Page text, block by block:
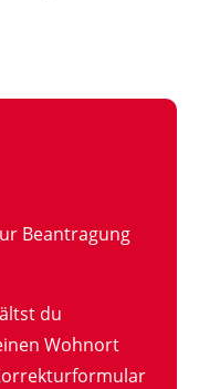
Beantragung
du
Wohnort